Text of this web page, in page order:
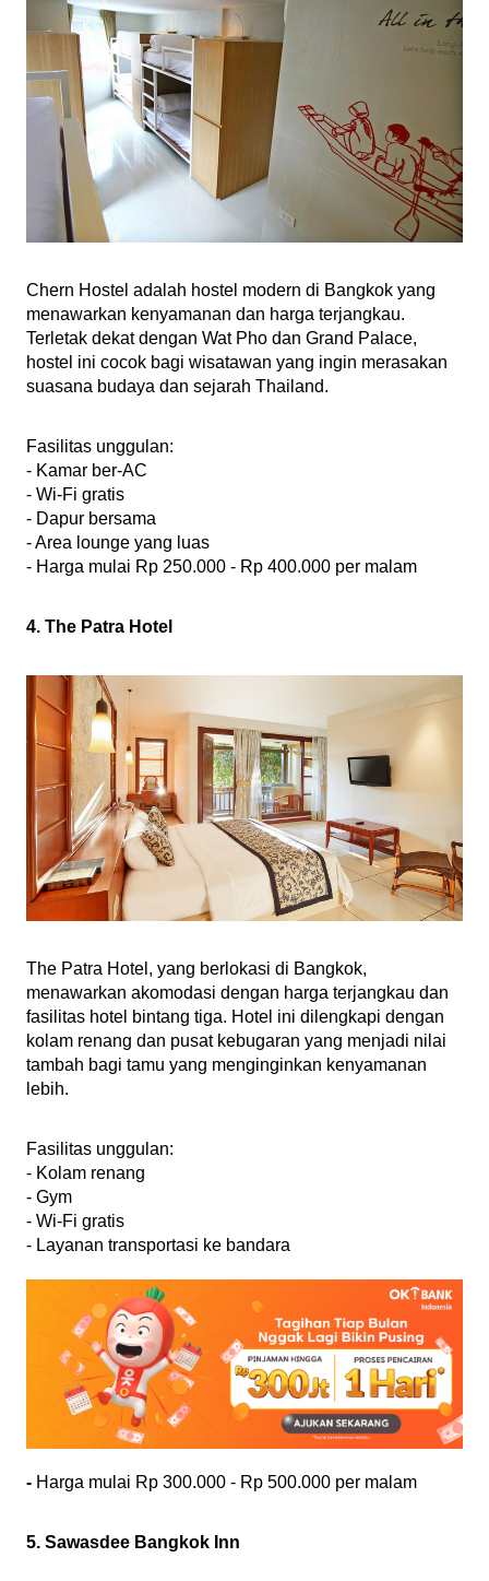
Chern Hostel adalah hostel modern di Bangkok yang
menawarkan kenyamanan dan harga terjangkau.
Terletak dekat dengan Wat Pho dan Grand Palace,
hostel ini cocok bagi wisatawan yang ingin merasakan
suasana budaya dan sejarah Thailand.
Fasilitas unggulan:
- Kamar ber-AC
- Wi-Fi gratis
- Dapur bersama
- Area lounge yang luas
- Harga mulai Rp 250.000 - Rp 400.000 per malam
4. The Patra Hotel
The Patra Hotel, yang berlokasi di Bangkok,
menawarkan akomodasi dengan harga terjangkau dan
fasilitas hotel bintang tiga. Hotel ini dilengkapi dengan
kolam renang dan pusat kebugaran yang menjadi nilai
tambah bagi tamu yang menginginkan kenyamanan
lebih.
Fasilitas unggulan:
- Kolam renang
- Gym
- Wi-Fi gratis
- Layanan transportasi ke bandara
- Harga mulai Rp 300.000 - Rp 500.000 per malam
5. Sawasdee Bangkok Inn